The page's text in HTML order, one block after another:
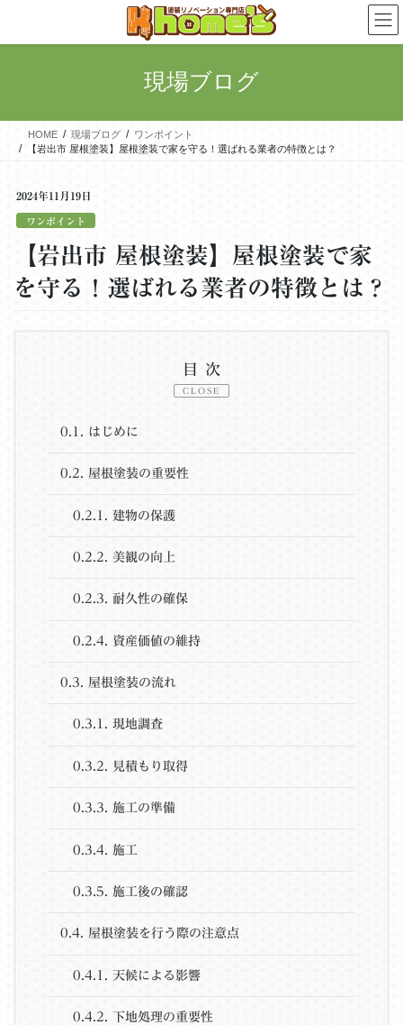
テ
移
ゲ
ン
現場ブログ
HOME 現場ブログ
ワンポイント
【岩出市 屋根塗装】屋根塗装で家を守る！選ばれる業者の特徴とは？
2024年11月19日
ワンポイント
【岩出市 屋根塗装】屋根塗装で家
を守る！選ばれる業者の特徴とは？
目次
CLOSE
0.1. はじめに
0.2. 屋根塗装の重要性
0.2.1. 建物の保護
0.2.2. 美観の向上
0.2.3. 耐久性の確保
0.2.4. 資産価値の維持
0.3. 屋根塗装の流れ
0.3.1. 現地調査
0.3.2. 見積もり取得
0.3.3. 施工の準備
0.3.4. 施工
0.3.5. 施工後の確認
0.4. 屋根塗装を行う際の注意点
0.4.1. 天候による影響
0.4.2. 下地処理の重要性